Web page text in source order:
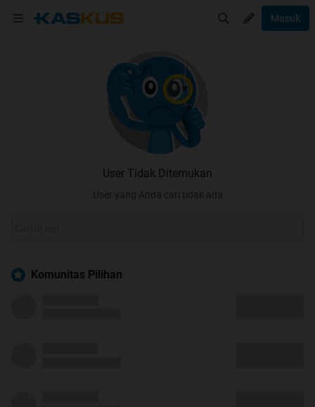
Masuk
User Tidak Ditemukan
User yang Anda cari tidak ada
Komunitas Pilihan